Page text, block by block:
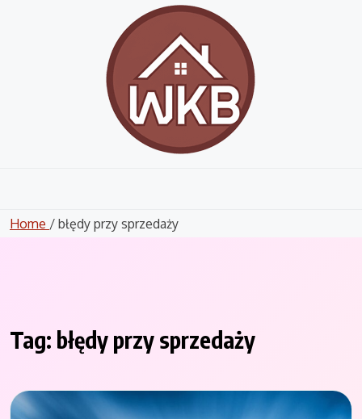
Home / błędy przy sprzedaży
Tag: błędy przy sprzedaży